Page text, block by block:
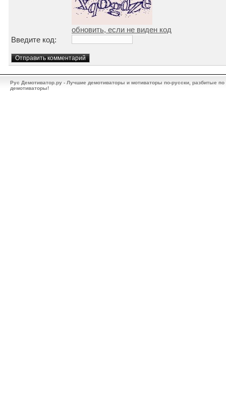
обновить, если не виден код
Введите код:
Рус Демотиватор.ру - Лучшие демотиваторы и мотиваторы по-русски, разбитые
демотиваторы!